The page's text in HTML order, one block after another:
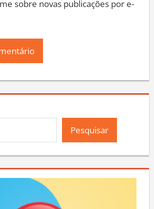
sobre novas publicações por e-
Pesquisar